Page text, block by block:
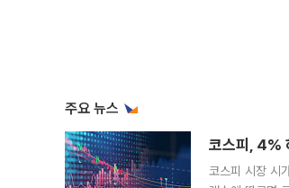
주요 뉴스
코스피, 4%
코스피 시장 시